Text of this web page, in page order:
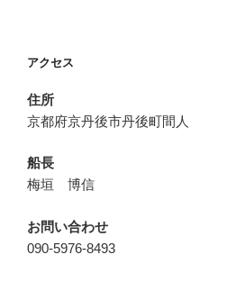
ン
アクセス
住所
京都府京丹後市丹後町間人
船長
梅垣 博信
お問い合わせ
090-5976-8493